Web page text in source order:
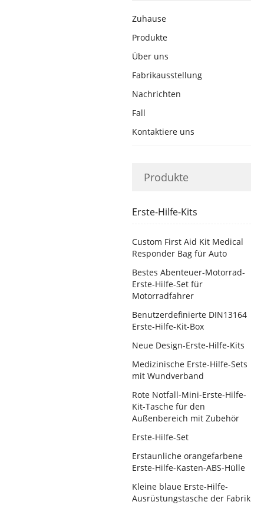
Zuhause
Produkte
Über uns
Fabrikausstellung
Nachrichten
Fall
Kontaktiere uns
Produkte
Erste-Hilfe-Kits
Custom First Aid Kit Medical
Responder Bag für Auto
Bestes Abenteuer-Motorrad-
Erste-Hilfe-Set für
Motorradfahrer
Benutzerdefinierte DIN13164
Erste-Hilfe-Kit-Box
Neue Design-Erste-Hilfe-Kits
Medizinische Erste-Hilfe-Sets
mit Wundverband
Rote Notfall-Mini-Erste-Hilfe-
Kit-Tasche für den
Außenbereich mit Zubehör
Erste-Hilfe-Set
Erstaunliche orangefarbene
Erste-Hilfe-Kasten-ABS-Hülle
Kleine blaue Erste-Hilfe-
Ausrüstungstasche der Fabrik